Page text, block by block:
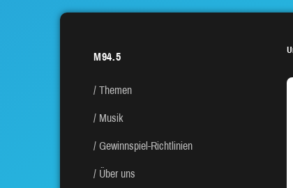
M94.5
Themen
Musik
Gewinnspiel-Richtlinien
Über uns